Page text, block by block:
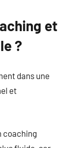
et
?
dans une
et
coaching